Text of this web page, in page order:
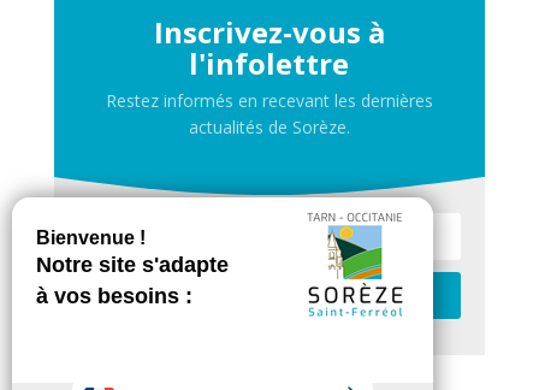
Inscrivez-vous à
l'infolettre
Restez informés en recevant les dernières
actualités de Sorèze.
Je m'inscris